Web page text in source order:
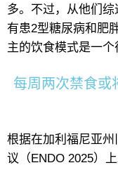
多。不过，从他们
有患2型糖尿病和肥
主的饮食模式是一个
每周两次禁食或
根据在加利福尼亚
议（ENDO 2025）